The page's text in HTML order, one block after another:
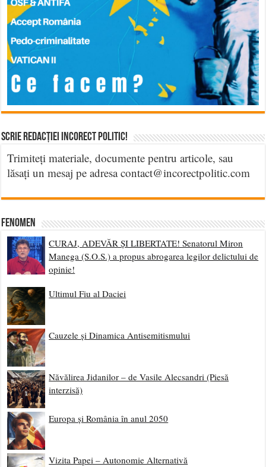
Scrie Redacției Incorect Politic!
Trimiteți materiale, documente pentru articole, sau
lăsați un mesaj pe adresa contact@incorectpolitic.com
Fenomen
CURAJ, ADEVĂR ȘI LIBERTATE! Senatorul Miron
Manega (S.O.S.) a propus abrogarea legilor delictului de
opinie!
Ultimul Fiu al Daciei
Cauzele și Dinamica Antisemitismului
Năvălirea Jidanilor – de Vasile Alecsandri (Piesă
interzisă)
Europa și România în anul 2050
Vizita Papei – Autonomie Alternativă